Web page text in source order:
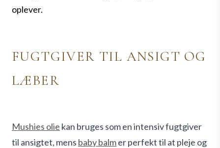
oplever.
FUGTGIVER TIL ANSIGT OG
LÆBER
Mushies olie kan bruges som en intensiv fugtgiver
til ansigtet, mens baby balmer perfekt til at pleje og